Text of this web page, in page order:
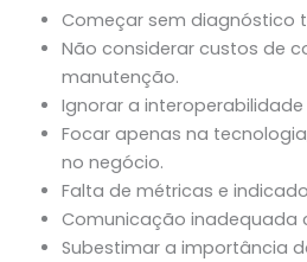
Começar sem diagnóstico
Não considerar custos de
manutenção.
Ignorar a
Focar apenas na
no negócio.
Falta de métricas e
Comunicação inadequada
Subestimar a importância